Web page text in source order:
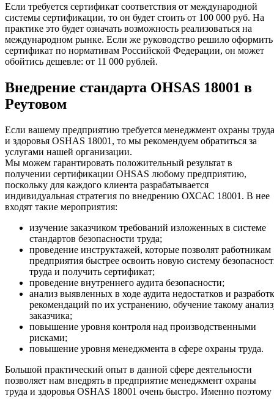
Если требуется сертификат соответствия от международной
системы сертификации, то он будет стоить от 100 000 руб. На
практике это будет означать возможность реализоваться на
международном рынке. Если же руководство решило оформить
сертификат по нормативам Российской Федерации, он может
обойтись дешевле: от 11 000 рублей.
Внедрение стандарта OHSAS 18001 в
Реутовом
Если вашему предприятию требуется менеджмент охраны труда
и здоровья OSHAS 18001, то мы рекомендуем обратиться за
услугами нашей организации.
Мы можем гарантировать положительный результат в
получении сертификации OHSAS любому предприятию,
поскольку для каждого клиента разрабатывается
индивидуальная стратегия по внедрению ОХСАС 18001. В нее
входят такие мероприятия:
изучение заказчиком требований изложенных в системе
стандартов безопасности труда;
проведение инструктажей, которые позволят работникам
предприятия быстрее освоить новую систему
труда и получить сертификат;
проведение внутреннего аудита безопасности;
анализ выявленных в ходе аудита недостатков и
рекомендаций по их устранению, обучение такому
заказчика;
повышение уровня контроля над производственными
рисками;
повышение уровня менеджмента в сфере охраны труда.
Большой практический опыт в данной сфере деятельности
позволяет нам внедрять в предприятие менеджмент охраны
труда и здоровья OSHAS 18001 очень быстро. Именно поэтому